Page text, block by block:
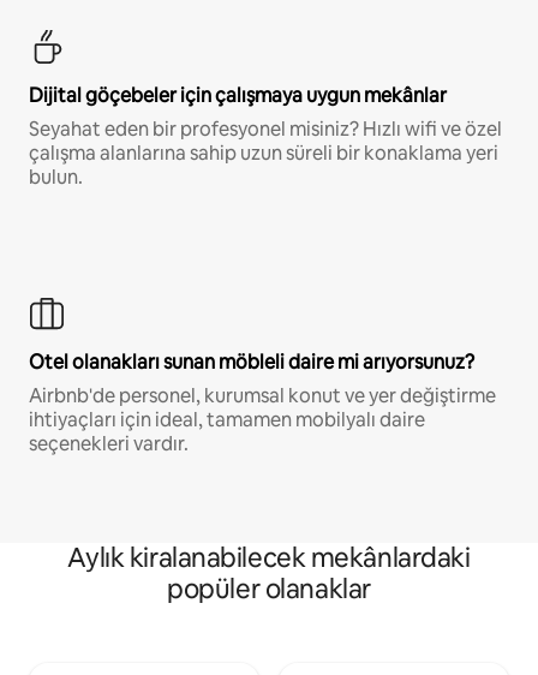
Dijital göçebeler için çalışmaya uygun mekânlar
Seyahat eden bir profesyonel misiniz? Hızlı wifi ve özel
çalışma alanlarına sahip uzun süreli bir konaklama yeri
bulun.
Otel olanakları sunan möbleli daire mi arıyorsunuz?
Airbnb'de personel, kurumsal konut ve yer değiştirme
ihtiyaçları için ideal, tamamen mobilyalı daire
seçenekleri vardır.
Aylık kiralanabilecek mekânlardaki
popüler olanaklar